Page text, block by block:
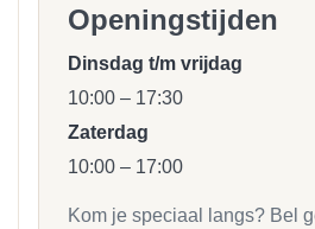
Openingstijden
Dinsdag t/m vrijdag
10:00 – 17:30
Zaterdag
10:00 – 17:00
Kom je speciaal langs? Bel